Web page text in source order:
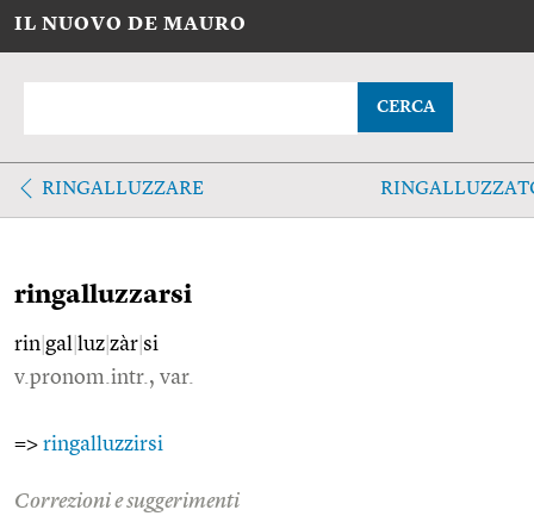
IL NUOVO DE MAURO
CERCA
RINGALLUZZARE
ringalluzzarsi
rin gal luz zàr si
v.pronom.intr., var.
=> ringalluzzirsi
Correzioni e suggerimenti